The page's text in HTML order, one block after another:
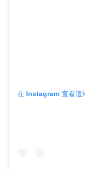
在 Instagram 查看這